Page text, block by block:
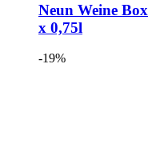
Neun Weine Box
x 0,75l
-19%